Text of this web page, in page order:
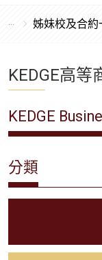
姊妹校及合約
KEDGE高等
KEDGE
分類